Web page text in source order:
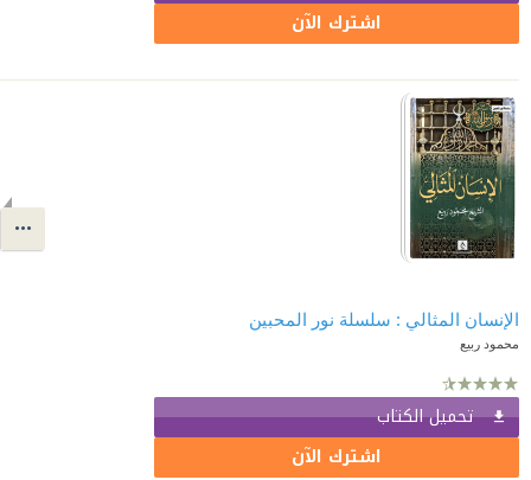
اشترك الآن
الإنسان المثالي : سلسلة نور المحبين
محمود ربيع
تحميل الكتاب
اشترك الآن